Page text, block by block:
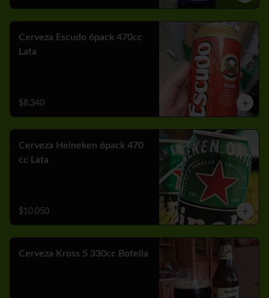
Cerveza Escudo 6pack 470cc
Lata
$8.340
Cerveza Heineken 6pack 470
cc Lata
$10.050
Cerveza Kross 5 330cc Botella